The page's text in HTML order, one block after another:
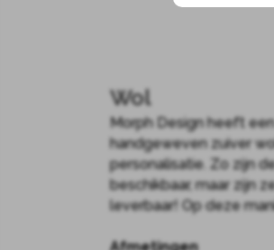
Wol
Morph Design heeft
handgeweven zuiver
personalisatie. Zo zijn
beschikbaar, maar zijn
leverbaar! Op deze